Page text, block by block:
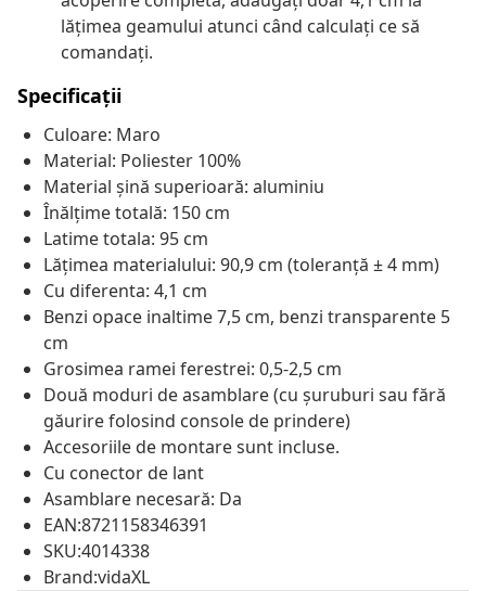
lățimea geamului atunci când calculați ce să
comandați.
Specificații
Culoare: Maro
Material: Poliester 100%
Material șină superioară: aluminiu
Înălțime totală: 150 cm
Latime totala: 95 cm
Lățimea materialului: 90,9 cm (toleranță ± 4 mm)
Cu diferenta: 4,1 cm
Benzi opace inaltime 7,5 cm, benzi transparente 5
cm
Grosimea ramei ferestrei: 0,5-2,5 cm
Două moduri de asamblare (cu șuruburi sau fără
găurire folosind console de prindere)
Accesoriile de montare sunt incluse.
Cu conector de lant
Asamblare necesară: Da
EAN:8721158346391
SKU:4014338
Brand:vidaXL